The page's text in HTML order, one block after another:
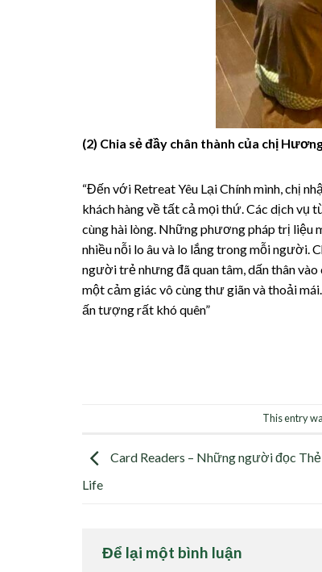
(2) Chia sẻ đầy chân thành của chị
“Đến với Retreat Yêu Lại Chính mình, chị
khách hàng về tất cả mọi thứ. Các dịch vụ
cùng hài lòng. Những phương pháp trị liệu
nhiều nỗi lo âu và lo lắng trong mỗi người.
người trẻ nhưng đã quan tâm, dấn thân
một cảm giác vô cùng thư giãn và thoải
ấn tượng rất khó quên”
This entry
Card Readers – Những người đọc
Life
Để lại một bình luận